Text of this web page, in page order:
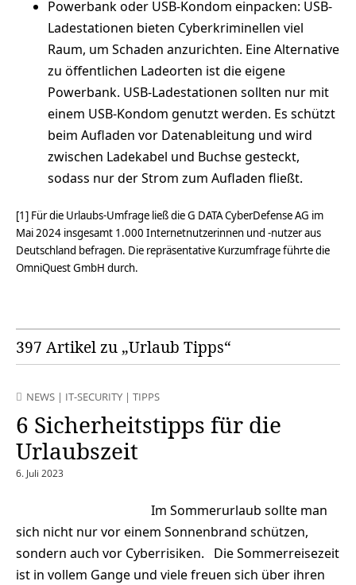
Powerbank oder USB-Kondom einpacken: USB-
Ladestationen bieten Cyberkriminellen viel
Raum, um Schaden anzurichten. Eine Alternative
zu öffentlichen Ladeorten ist die eigene
Powerbank. USB-Ladestationen sollten nur mit
einem USB-Kondom genutzt werden. Es schützt
beim Aufladen vor Datenableitung und wird
zwischen Ladekabel und Buchse gesteckt,
sodass nur der Strom zum Aufladen fließt.
[1] Für die Urlaubs-Umfrage ließ die G DATA CyberDefense AG im
Mai 2024 insgesamt 1.000 Internetnutzerinnen und -nutzer aus
Deutschland befragen. Die repräsentative Kurzumfrage führte die
OmniQuest GmbH durch.
397 Artikel zu „Urlaub Tipps“
NEWS | IT-SECURITY | TIPPS
6 Sicherheitstipps für die
Urlaubszeit
6. Juli 2023
Im Sommerurlaub sollte man
sich nicht nur vor einem Sonnenbrand schützen,
sondern auch vor Cyberrisiken. Die Sommerreisezeit
ist in vollem Gange und viele freuen sich über ihren